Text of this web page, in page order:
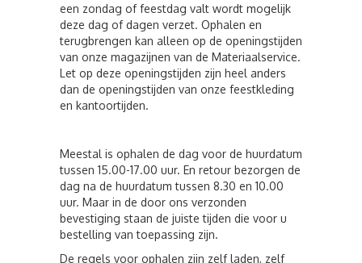
een zondag of feestdag valt wordt mogelijk
deze dag of dagen verzet. Ophalen en
terugbrengen kan alleen op de openingstijden
van onze magazijnen van de Materiaalservice.
Let op deze openingstijden zijn heel anders
dan de openingstijden van onze feestkleding
en kantoortijden.
Meestal is ophalen de dag voor de huurdatum
tussen 15.00-17.00 uur. En retour bezorgen de
dag na de huurdatum tussen 8.30 en 10.00
uur. Maar in de door ons verzonden
bevestiging staan de juiste tijden die voor u
bestelling van toepassing zijn.
De regels voor ophalen zijn zelf laden, zelf